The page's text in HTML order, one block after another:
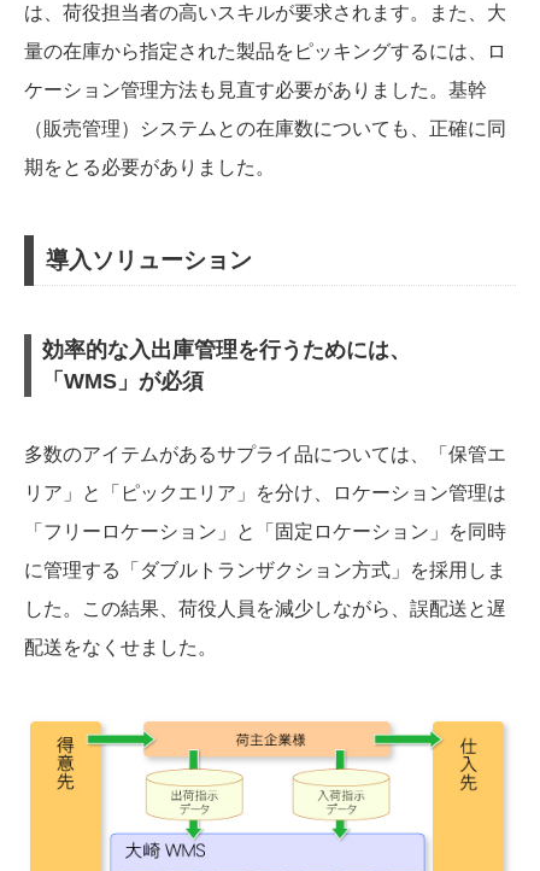
は、荷役担当者の高いスキルが要求されます。また、大
量の在庫から指定された製品をピッキングするには、ロ
ケーション管理方法も見直す必要がありました。基幹
（販売管理）システムとの在庫数についても、正確に同
期をとる必要がありました。
導入ソリューション
効率的な入出庫管理を行うためには、
「WMS」が必須
多数のアイテムがあるサプライ品については、「保管エ
リア」と「ピックエリア」を分け、ロケーション管理は
「フリーロケーション」と「固定ロケーション」を同時
に管理する「ダブルトランザクション方式」を採用しま
した。この結果、荷役人員を減少しながら、誤配送と遅
配送をなくせました。